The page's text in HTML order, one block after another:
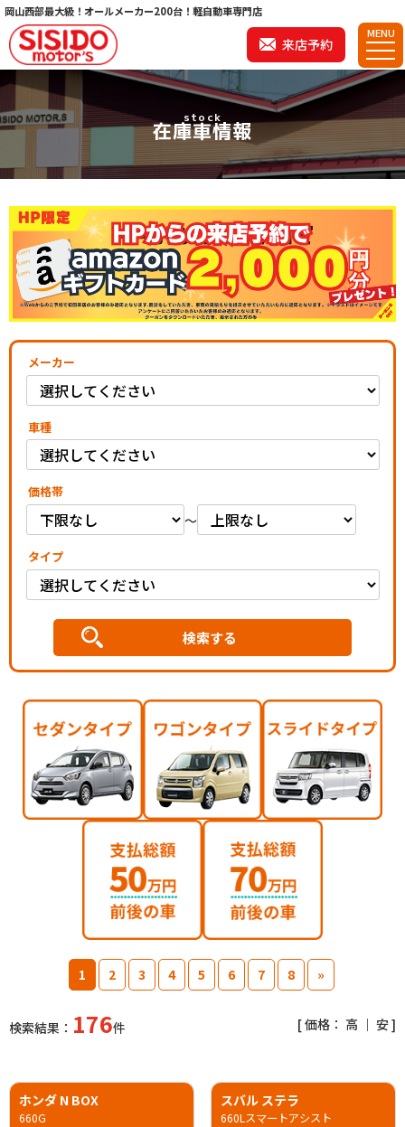
岡山西部最大級！オールメーカー200台！軽自動車専門店
来店予約
MENU
stock
在庫車情報
メーカー
車種
価格帯
～
タイプ
1 2 3 4 5 6 7 8 »
検索結果： 176件 [ 価格： 高 ｜ 安]
ホンダ N BOX
660G
スバル ステラ
660Lスマートアシスト